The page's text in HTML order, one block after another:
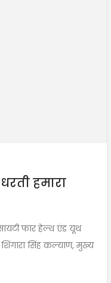
हमारा
फार हेल्थ एंड यूथ
सिंह कल्याण, मुख्य